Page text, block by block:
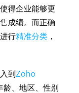
得企业能够更
成绩。而正确
行精准分类 ，
到Zoho
龄、地区、性别